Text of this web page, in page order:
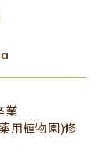
業
用植物園)修